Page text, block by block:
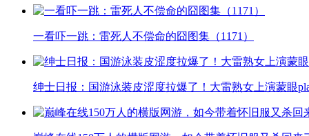
一看吓一跳：雷死人不偿命的囧图集（1171）
绅士日报：国游泳装皮涩度拉爆了！大雷熟女上演蒙眼